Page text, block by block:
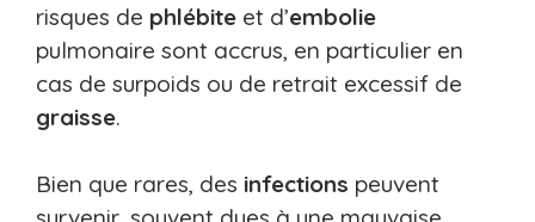
risques de phlébite et d’embolie
pulmonaire sont accrus, en particulier en
cas de surpoids ou de retrait excessif de
graisse.
Bien que rares, des infections peuvent